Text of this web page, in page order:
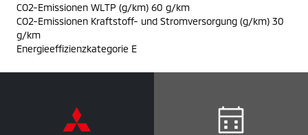
CO2-Emissionen WLTP (g/km) 60 g/km
CO2-Emissionen Kraftstoff- und Stromversorgung (g/km) 30
g/km
Energieeffizienzkategorie E